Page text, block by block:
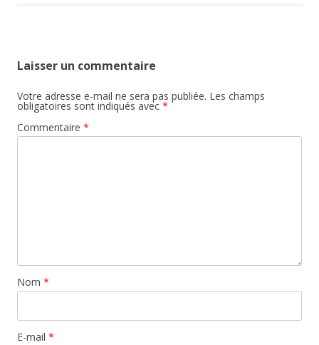
Laisser un commentaire
Votre adresse e-mail ne sera pas publiée. Les champs
obligatoires sont indiqués avec *
Commentaire *
Nom *
E-mail *